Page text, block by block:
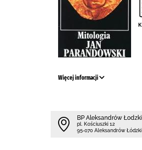
Więcej informacji
BP Aleksandrów
pl. Kościuszki 12
95-070 Aleksandrów Łódzki